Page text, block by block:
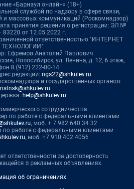
«Барнаул онлайн» (18+)
службой по надзору в сфере связи,
и массовых коммуникаций (Роскомнадзор)
принятия решения о регистрации: ЭЛ №
от 12.05.2022 г.
ответственностью "ИНТЕРНЕТ
ТЕХНОЛОГИИ"
Ефремов Анатолий Павлович
Новосибирск, ул. Ленина, д. 12, 6 этаж,
8 (912) 222-00-14
редакции: ngs22@shkulev.ru
и государственных органов:
help@shkulev.ru
сотрудничества:
по работе с федеральными клиентами
, моб. + 7 982 640 34 32
по работе с федеральными клиентами
, моб. +7 910 402 4056
ответственности за достоверность
в рекламных объявлениях.
об ограничениях